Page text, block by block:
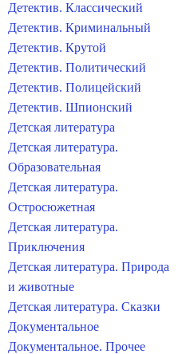
Детектив. Классический
Детектив. Криминальный
Детектив. Крутой
Детектив. Политический
Детектив. Полицейский
Детектив. Шпионский
Детская литература
Детская литература.
Образовательная
Детская литература.
Остросюжетная
Детская литература.
Приключения
Детская литература. Природа
и животные
Детская литература. Сказки
Документальное
Документальное. Прочее